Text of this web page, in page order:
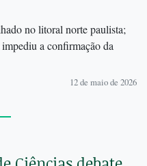
no litoral norte paulista;
a confirmação da
12 de maio de 2026